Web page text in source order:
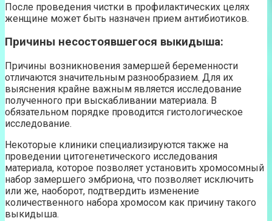
После проведения чистки в профилактических целях
женщине может быть назначен прием антибиотиков.
Причины несостоявшегося выкидыша:
Причины возникновения замершей беременности
отличаются значительным разнообразием. Для их
выяснения крайне важным является исследование
полученного при выскабливании материала. В
обязательном порядке проводится гистологическое
исследование.
Некоторые клиники специализируются также на
проведении цитогенетического исследования
материала, которое позволяет установить хромосомный
набор замершего эмбриона, что позволяет исключить
или же, наоборот, подтвердить изменение
количественного набора хромосом как причину такого
выкидыша.